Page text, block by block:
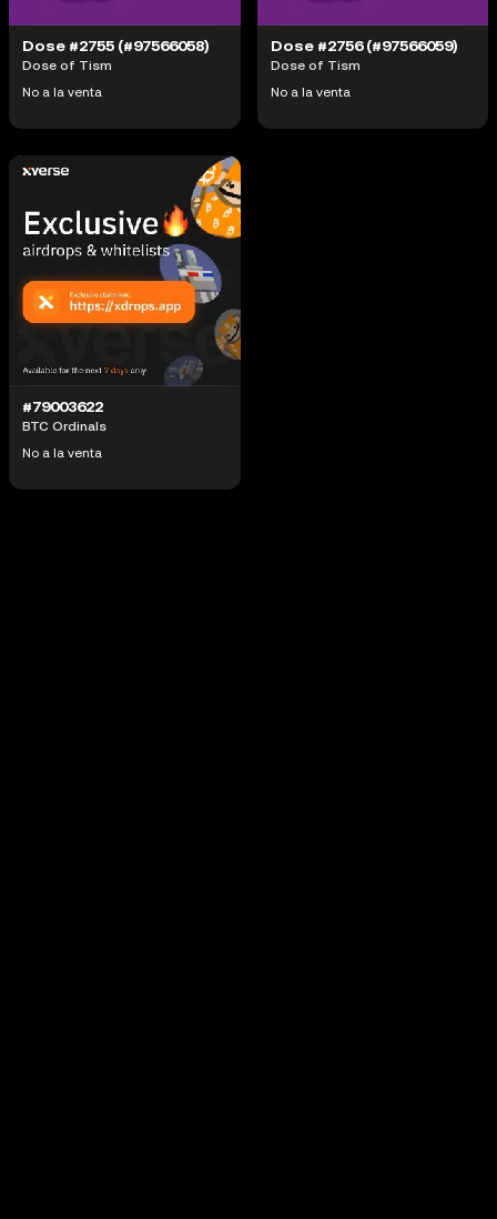
Dose #2755 (#97566058)
Dose of Tism
No a la venta
Dose #2756 (#97566059)
Dose of Tism
No a la venta
#79003622
BTC Ordinals
No a la venta